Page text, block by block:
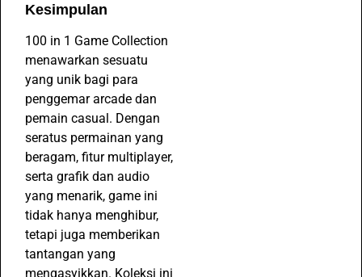
Kesimpulan
100 in 1 Game Collection
menawarkan sesuatu
yang unik bagi para
penggemar arcade dan
pemain casual. Dengan
seratus permainan yang
beragam, fitur multiplayer,
serta grafik dan audio
yang menarik, game ini
tidak hanya menghibur,
tetapi juga memberikan
tantangan yang
mengasyikkan. Koleksi ini